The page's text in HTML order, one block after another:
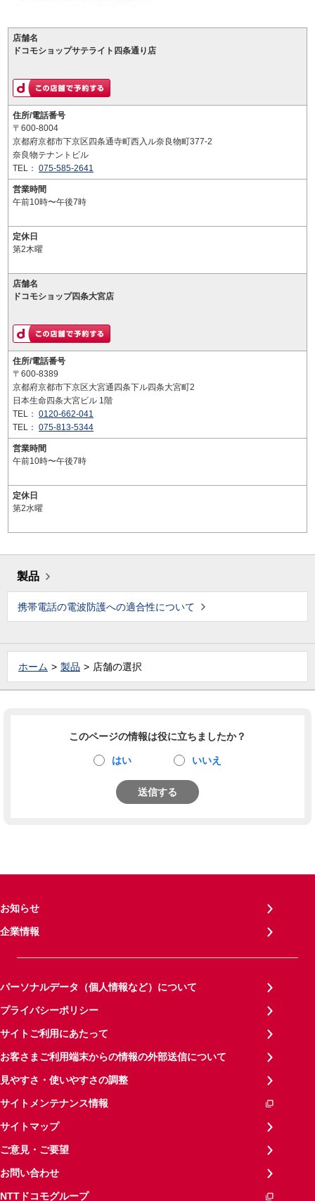
店舗名
ドコモショップサテライト四条通り店
住所/電話番号
〒600-8004
京都府京都市下京区四条通寺町西入ル奈良物町377-2
奈良物テナントビル
TEL： 075-585-2641
営業時間
午前10時〜午後7時
定休日
第2木曜
店舗名
ドコモショップ四条大宮店
住所/電話番号
〒600-8389
京都府京都市下京区大宮通四条下ル四条大宮町2
日本生命四条大宮ビル 1階
TEL： 0120-662-041
TEL： 075-813-5344
営業時間
午前10時〜午後7時
定休日
第2水曜
製品
携帯電話の電波防護への適合性について
ホーム 製品 店舗の選択
このページの情報は役に立ちましたか？
はい いいえ
送信する
お知らせ
企業情報
パーソナルデータ（個人情報など）について
プライバシーポリシー
サイトご利用にあたって
お客さまご利用端末からの情報の外部送信について
見やすさ・使いやすさの調整
サイトメンテナンス情報
サイトマップ
ご意見・ご要望
お問い合わせ
NTTドコモグループ